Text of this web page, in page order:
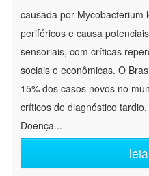
causada por Mycobacterium
periféricos e causa
sensoriais, com críticas
sociais e econômicas. O
15% dos casos novos no
críticos de diagnóstico
Doença...